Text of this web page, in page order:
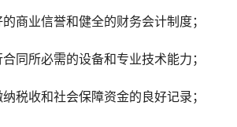
商业信誉和健全的财务会计制度；
同所必需的设备和专业技术能力；
税收和社会保障资金的良好记录；